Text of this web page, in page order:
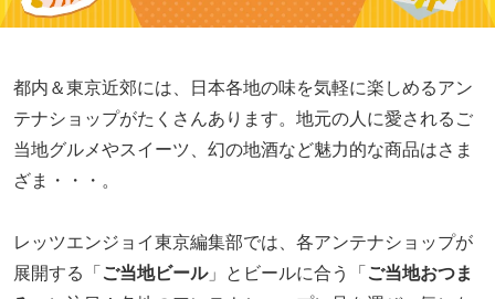
都内＆東京近郊には、日本各地の味を気軽に楽しめるアン
テナショップがたくさんあります。地元の人に愛されるご
当地グルメやスイーツ、幻の地酒など魅力的な商品はさま
ざま・・・。
レッツエンジョイ東京編集部では、各アンテナショップが
展開する「ご当地ビール」とビールに合う「ご当地おつま